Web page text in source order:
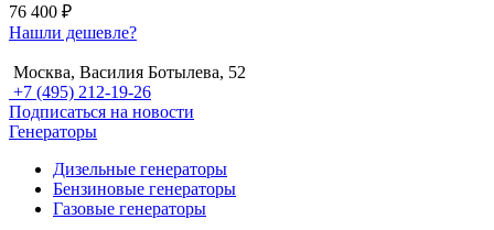
76 400 ₽
Нашли дешевле?
Москва, Василия Ботылева, 52
+7 (495) 212-19-26
Подписаться на новости
Генераторы
Дизельные генераторы
Бензиновые генераторы
Газовые генераторы